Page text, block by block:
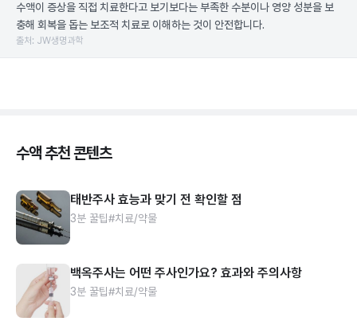
수액이 증상을 직접 치료한다고 보기보다는 부족한 수분이나 영양 성분을 보
충해 회복을 돕는 보조적 치료로 이해하는 것이 안전합니다.
출처: JW생명과학
수액 추천 콘텐츠
태반주사 효능과 맞기 전 확인할 점
3분 꿀팁#치료/약물
백옥주사는 어떤 주사인가요? 효과와 주의사항
3분 꿀팁#치료/약물